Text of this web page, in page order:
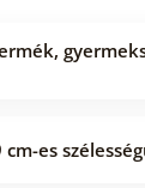
es